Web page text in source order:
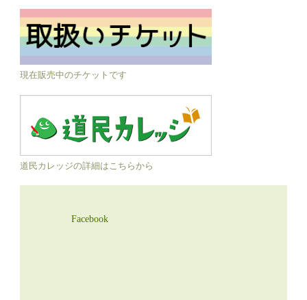
現在販売中のチケットです
道民カレッジの詳細はこちらから
Facebook